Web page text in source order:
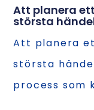
Att planera
största
Att planera
största
process som